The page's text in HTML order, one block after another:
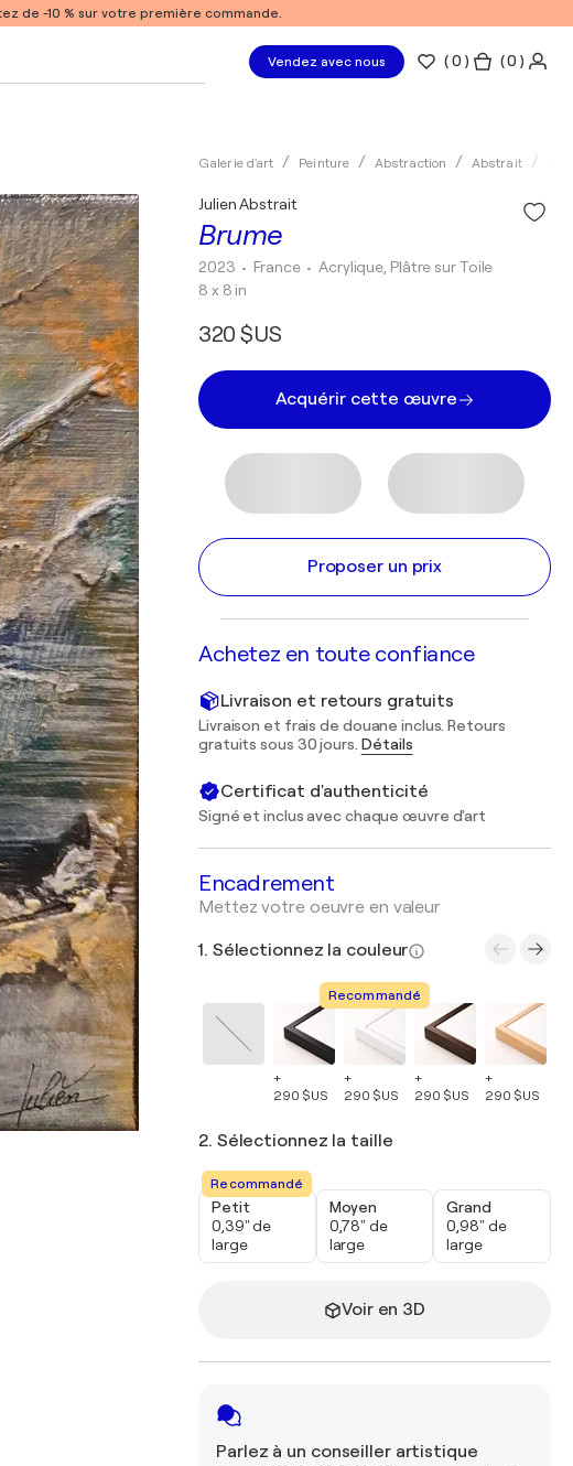
de -10 % sur votre première commande.
Vendez avec nous (0 ) ( 0 )
Galerie d'art Peinture Abstraction Abstrait
Brume
Julien Abstrait
2023 • France •Acrylique, Plâtre sur Toile
8 x 8 in
320 $US
Acquérir cette œuvre
Proposer un prix
Achetez en toute confiance
Livraison et retours gratuits
Livraison et frais de douane inclus. Retours
gratuits sous 30 jours. Détails
Certificat d'authenticité
Signé et inclus avec chaque œuvre d'art
Encadrement
Mettez votre oeuvre en valeur
1. Sélectionnez la couleur
+
290 $US
Recommandé
+
290 $US
+
290 $US
+
290 $US
2. Sélectionnez la taille
Recommandé
Petit
0,39" de
large
Moyen
0,78" de
large
Grand
0,98" de
large
Voir en 3D
Parlez à un conseiller artistique